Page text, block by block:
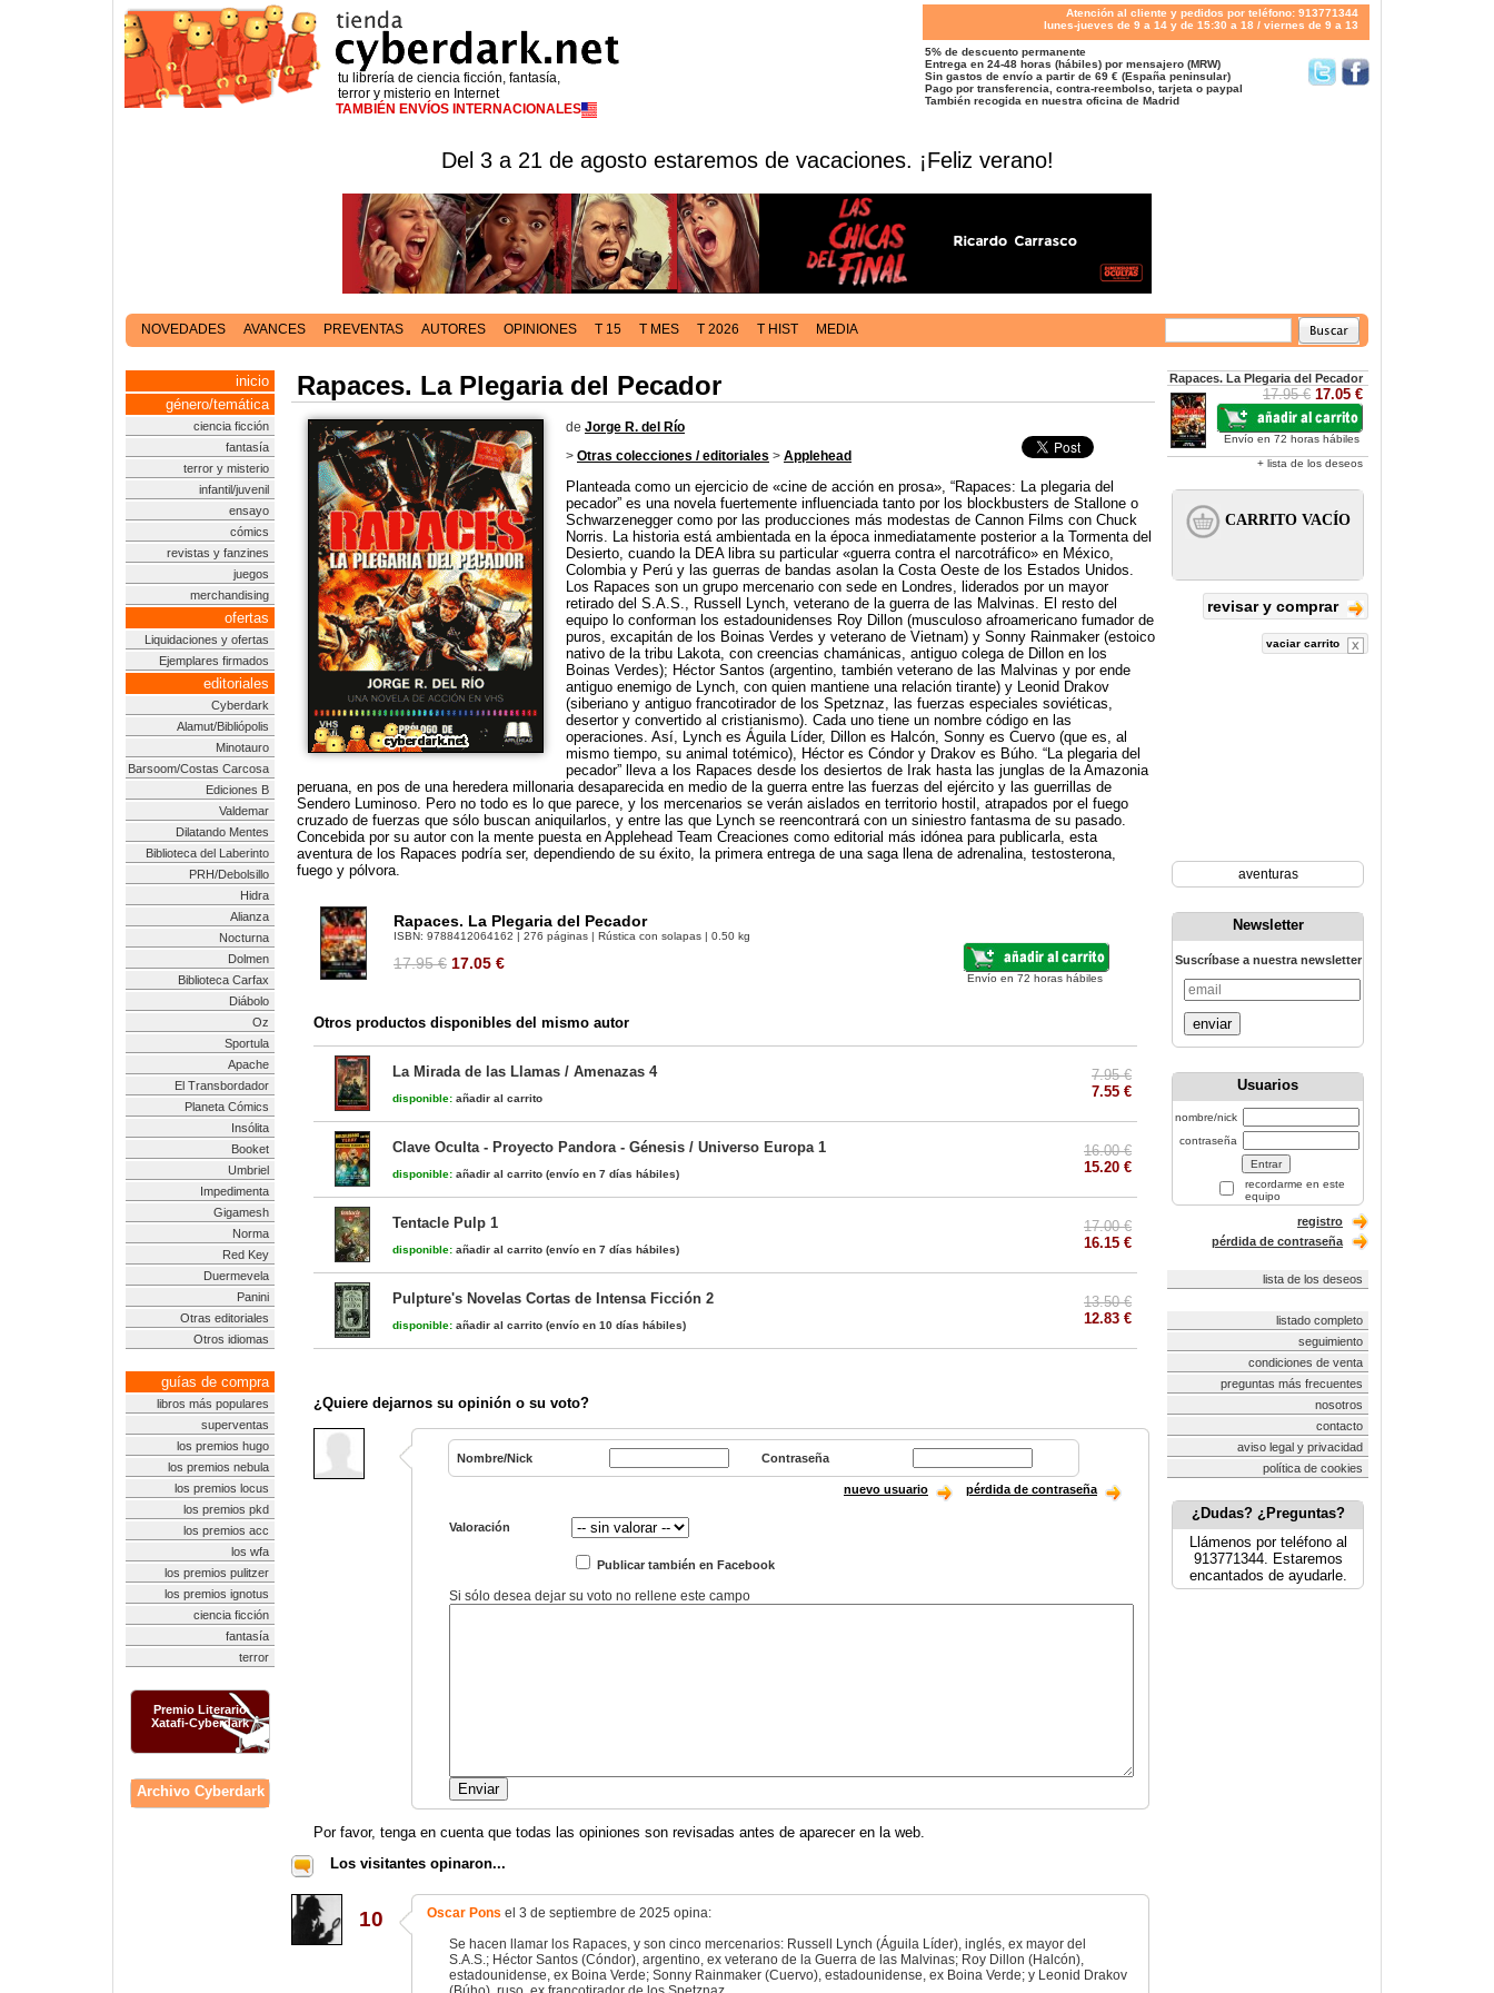
tu librería de ciencia ficción, fantasía,
terror y misterio en Internet
TAMBIÉN ENVÍOS INTERNACIONALES
Atención al cliente y pedidos por teléfono: 913771344
lunes-jueves de 9 a 14 y de 15:30 a 18 / viernes de 9 a 13
5% de descuento permanente
Entrega en 24-48 horas (hábiles) por mensajero (MRW)
Sin gastos de envío a partir de 69 € (España peninsular)
Pago por transferencia, contra-reembolso, tarjeta o paypal
También recogida en nuestra oficina de Madrid
Del 3 a 21 de agosto estaremos de vacaciones. ¡Feliz verano!
NOVEDADES AVANCES PREVENTAS AUTORES OPINIONES T 15 T MES T 2026 T HIST MEDIA
inicio
género/temática
ciencia ficción
fantasía
terror y misterio
infantil/juvenil
ensayo
cómics
revistas y fanzines
juegos
merchandising
ofertas
Liquidaciones y ofertas
Ejemplares firmados
editoriales
Cyberdark
Alamut/Bibliópolis
Minotauro
Barsoom/Costas Carcosa
Ediciones B
Valdemar
Dilatando Mentes
Biblioteca del Laberinto
PRH/Debolsillo
Hidra
Alianza
Nocturna
Dolmen
Biblioteca Carfax
Diábolo
Oz
Sportula
Apache
El Transbordador
Planeta Cómics
Insólita
Booket
Umbriel
Impedimenta
Gigamesh
Norma
Red Key
Duermevela
Panini
Otras editoriales
Otros idiomas
guías de compra
libros más populares
superventas
los premios hugo
los premios nebula
los premios locus
los premios pkd
los premios acc
los wfa
los premios pulitzer
los premios ignotus
ciencia ficción
fantasía
terror
Premio Literario
Xatafi-Cyberdark
Archivo Cyberdark
Rapaces. La Plegaria del Pecador
de Jorge R. del Río
> Otras colecciones / editoriales > Applehead
Planteada como un ejercicio de «cine de acción en prosa», “Rapaces: La plegaria del
pecador” es una novela fuertemente influenciada tanto por los blockbusters de Stallone o
Schwarzenegger como por las producciones más modestas de Cannon Films con Chuck
Norris. La historia está ambientada en la época inmediatamente posterior a la Tormenta del
Desierto, cuando la DEA libra su particular «guerra contra el narcotráfico» en México,
Colombia y Perú y las guerras de bandas asolan la Costa Oeste de los Estados Unidos.
Los Rapaces son un grupo mercenario con sede en Londres, liderados por un mayor
retirado del S.A.S., Russell Lynch, veterano de la guerra de las Malvinas. El resto del
equipo lo conforman los estadounidenses Roy Dillon (musculoso afroamericano fumador de
puros, excapitán de los Boinas Verdes y veterano de Vietnam) y Sonny Rainmaker (estoico
nativo de la tribu Lakota, con creencias chamánicas, antiguo colega de Dillon en los
Boinas Verdes); Héctor Santos (argentino, también veterano de las Malvinas y por ende
antiguo enemigo de Lynch, con quien mantiene una relación tirante) y Leonid Drakov
(siberiano y antiguo francotirador de los Spetznaz, las fuerzas especiales soviéticas,
desertor y convertido al cristianismo). Cada uno tiene un nombre código en las
operaciones. Así, Lynch es Águila Líder, Dillon es Halcón, Sonny es Cuervo (que es, al
mismo tiempo, su animal totémico), Héctor es Cóndor y Drakov es Búho. “La plegaria del
pecador” lleva a los Rapaces desde los desiertos de Irak hasta las junglas de la Amazonia
peruana, en pos de una heredera millonaria desaparecida en medio de la guerra entre las fuerzas del ejército y las guerrillas de
Sendero Luminoso. Pero no todo es lo que parece, y los mercenarios se verán aislados en territorio hostil, atrapados por el fuego
cruzado de fuerzas que sólo buscan aniquilarlos, y entre las que Lynch se reencontrará con un siniestro fantasma de su pasado.
Concebida por su autor con la mente puesta en Applehead Team Creaciones como editorial más idónea para publicarla, esta
aventura de los Rapaces podría ser, dependiendo de su éxito, la primera entrega de una saga llena de adrenalina, testosterona,
fuego y pólvora.
Rapaces. La Plegaria del Pecador
ISBN: 9788412064162 | 276 páginas | Rústica con solapas | 0.50 kg
17.95 € 17.05 €
Envío en 72 horas hábiles
Otros productos disponibles del mismo autor
La Mirada de las Llamas / Amenazas 4
disponible: añadir al carrito
7.95 €
7.55 €
Clave Oculta - Proyecto Pandora - Génesis / Universo Europa 1
disponible: añadir al carrito (envío en 7 días hábiles)
16.00 €
15.20 €
Tentacle Pulp 1
disponible: añadir al carrito (envío en 7 días hábiles)
17.00 €
16.15 €
Pulpture's Novelas Cortas de Intensa Ficción 2
disponible: añadir al carrito (envío en 10 días hábiles)
13.50 €
12.83 €
¿Quiere dejarnos su opinión o su voto?
Nombre/Nick Contraseña
nuevo usuario pérdida de contraseña
Valoración
Publicar también en Facebook
Si sólo desea dejar su voto no rellene este campo
Por favor, tenga en cuenta que todas las opiniones son revisadas antes de aparecer en la web.
Los visitantes opinaron...
10 Oscar Pons el 3 de septiembre de 2025 opina:
Se hacen llamar los Rapaces, y son cinco mercenarios: Russell Lynch (Águila Líder), inglés, ex mayor del
S.A.S.; Héctor Santos (Cóndor), argentino, ex veterano de la Guerra de las Malvinas; Roy Dillon (Halcón),
estadounidense, ex Boina Verde; Sonny Rainmaker (Cuervo), estadounidense, ex Boina Verde; y Leonid Drakov
Rapaces. La Plegaria del Pecador
17.95 € 17.05 €
Envío en 72 horas hábiles
+ lista de los deseos
revisar y comprar
vaciar carrito
aventuras
Newsletter
Suscríbase a nuestra newsletter
enviar
Usuarios
nombre/nick
contraseña
recordarme en este
equipo
registro
pérdida de contraseña
lista de los deseos
listado completo
seguimiento
condiciones de venta
preguntas más frecuentes
nosotros
contacto
aviso legal y privacidad
política de cookies
¿Dudas? ¿Preguntas?
Llámenos por teléfono al
913771344. Estaremos
encantados de ayudarle.